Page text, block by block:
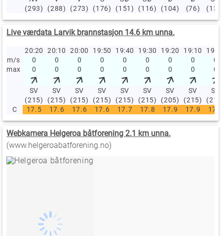
(293)
(288)
(273)
(176)
(151)
(116)
(104)
(76)
Live værdata Larvik brannstasjon 14.6 km unna.
20:20 20:10 20:00 19:50 19:40 19:30 19:20 19:10
m/s
0 0 0 0 0 0 0 0
0
max
0 0 0 0 0 0 0 0 0
SV
(215)
SV
(215)
SV
(215)
SV
(215)
SV
(215)
SV
(215)
SV
(205)
SV
(215)
SV
C
17.5 17.6 17.6 17.6 17.7 17.8 17.9 17.9
Webkamera Helgeroa båtforening 2.1 km unna.
(www.helgeroabatforening.no)